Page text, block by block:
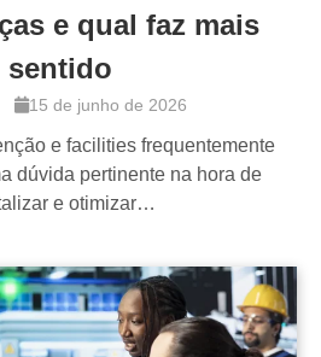
e qual faz mais
sentido
15 de junho de 2026
e facilities frequentemente
dúvida pertinente na hora de
e otimizar…